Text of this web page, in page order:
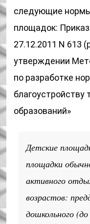
следующие
площадок:
27.12.2011 N 613
утверждении
по разработке
благоустройству
образований»
Детские
площадки
активного
возрастов:
дошкольного